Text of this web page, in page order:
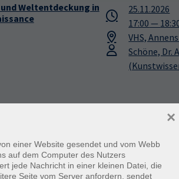
Weltentdeckung in
25.11.2026
17:00 —
VHS,
Schöne, Dr.
Vortrag
17.11.2026
VHS,
Bahr, Dr.
einer Website gesendet und vom Webb
auf dem Computer des Nutzers
jede Nachricht in einer kleinen Datei, die
Seite vom Server anfordern, sendet
×